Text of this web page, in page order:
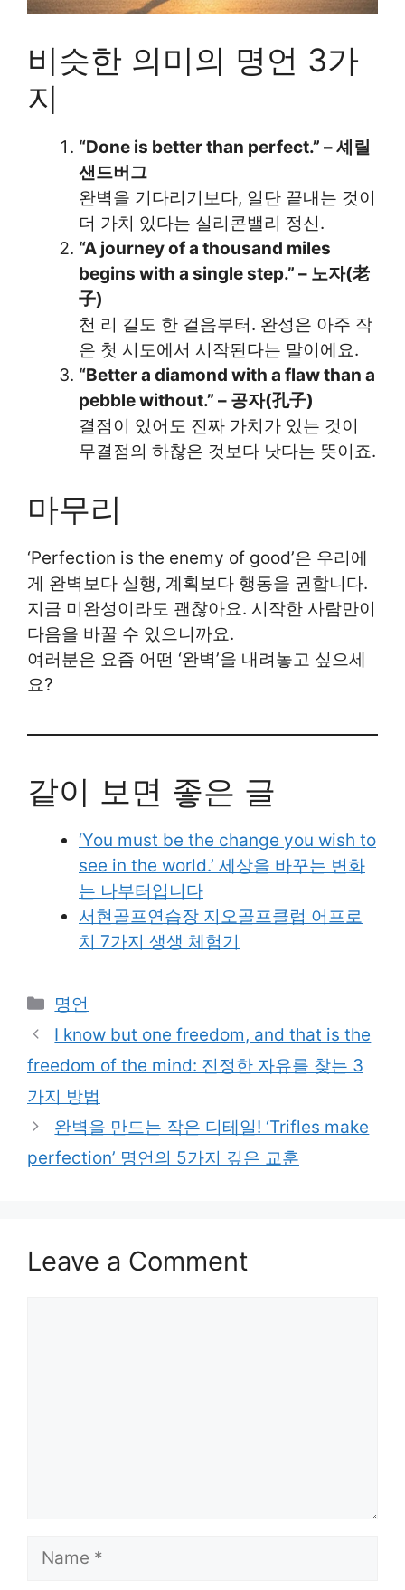
비슷한 의미의 명언 3가
지
“Done is better than perfect.” – 셰릴
샌드버그
완벽을 기다리기보다, 일단 끝내는 것이
더 가치 있다는 실리콘밸리 정신.
“A journey of a thousand miles
begins with a single step.” – 노자(老
子)
천 리 길도 한 걸음부터. 완성은 아주 작
은 첫 시도에서 시작된다는 말이에요.
“Better a diamond with a flaw than a
pebble without.” – 공자(孔子)
결점이 있어도 진짜 가치가 있는 것이
무결점의 하찮은 것보다 낫다는 뜻이죠.
마무리
‘Perfection is the enemy of good’은 우리에
게 완벽보다 실행, 계획보다 행동을 권합니다.
지금 미완성이라도 괜찮아요. 시작한 사람만이
다음을 바꿀 수 있으니까요.
여러분은 요즘 어떤 ‘완벽’을 내려놓고 싶으세
요?
같이 보면 좋은 글
‘You must be the change you wish to
see in the world.’ 세상을 바꾸는 변화
는 나부터입니다
서현골프연습장 지오골프클럽 어프로
치 7가지 생생 체험기
Categories
명언
I know but one freedom, and that is the
freedom of the mind: 진정한 자유를 찾는 3
가지 방법
완벽을 만드는 작은 디테일! ‘Trifles make
perfection’ 명언의 5가지 깊은 교훈
Leave a Comment
Name